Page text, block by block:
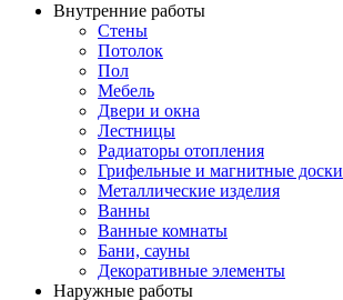
Внутренние работы
Стены
Потолок
Пол
Мебель
Двери и окна
Лестницы
Радиаторы отопления
Грифельные и магнитные доски
Металлические изделия
Ванны
Ванные комнаты
Бани, сауны
Декоративные элементы
Наружные работы